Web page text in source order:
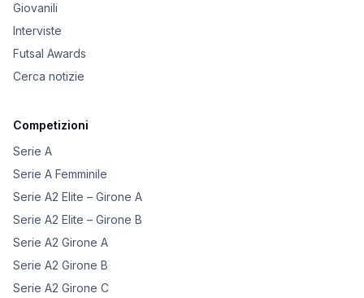
Giovanili
Interviste
Futsal Awards
Cerca notizie
Competizioni
Serie A
Serie A Femminile
Serie A2 Elite – Girone A
Serie A2 Elite – Girone B
Serie A2 Girone A
Serie A2 Girone B
Serie A2 Girone C